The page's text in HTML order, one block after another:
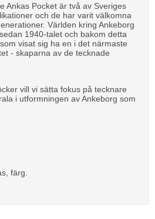
Ankas Pocket är två av Sveriges
och de har varit välkomna
Världen kring Ankeborg
1940-talet och bakom detta
visat sig ha en i det närmaste
- skaparna av de tecknade
vill vi sätta fokus på tecknare
i utformningen av Ankeborg som
färg.